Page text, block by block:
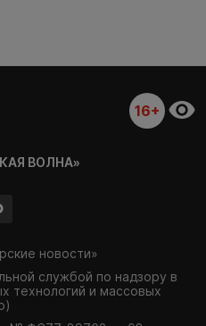
16+
ВОЛНА»
новости»
службой по надзору в
технологий и массовых